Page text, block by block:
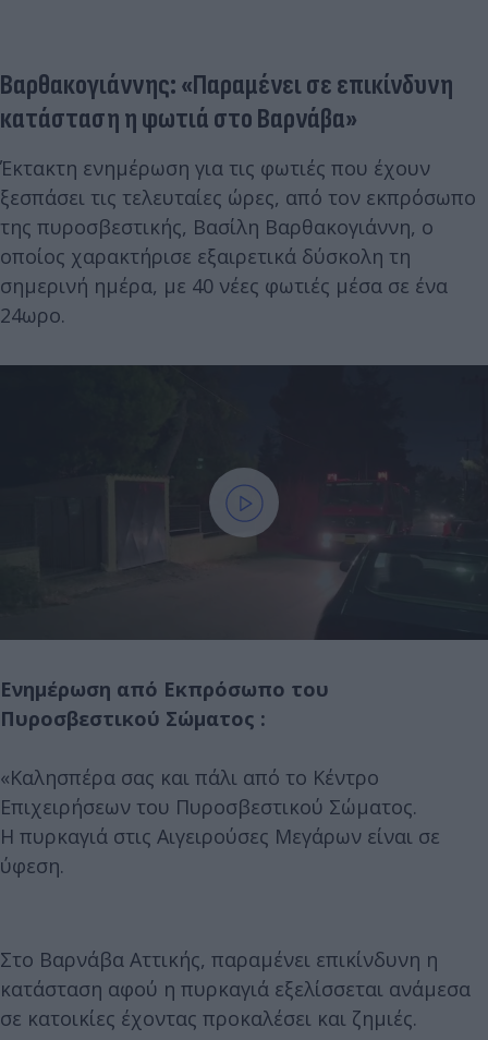
Βαρθακογιάννης: «Παραμένει σε επικίνδυνη
κατάσταση η φωτιά στο Βαρνάβα»
Έκτακτη ενημέρωση για τις φωτιές που έχουν
ξεσπάσει τις τελευταίες ώρες, από τον εκπρόσωπο
της πυροσβεστικής, Βασίλη Βαρθακογιάννη, ο
οποίος χαρακτήρισε εξαιρετικά δύσκολη τη
σημερινή ημέρα, με 40 νέες φωτιές μέσα σε ένα
24ωρο.
Ενημέρωση από Εκπρόσωπο του
Πυροσβεστικού Σώματος :
«Καλησπέρα σας και πάλι από το Κέντρο
Επιχειρήσεων του Πυροσβεστικού Σώματος.
Η πυρκαγιά στις Αιγειρούσες Μεγάρων είναι σε
ύφεση.
Στο Βαρνάβα Αττικής, παραμένει επικίνδυνη η
κατάσταση αφού η πυρκαγιά εξελίσσεται ανάμεσα
σε κατοικίες έχοντας προκαλέσει και ζημιές.